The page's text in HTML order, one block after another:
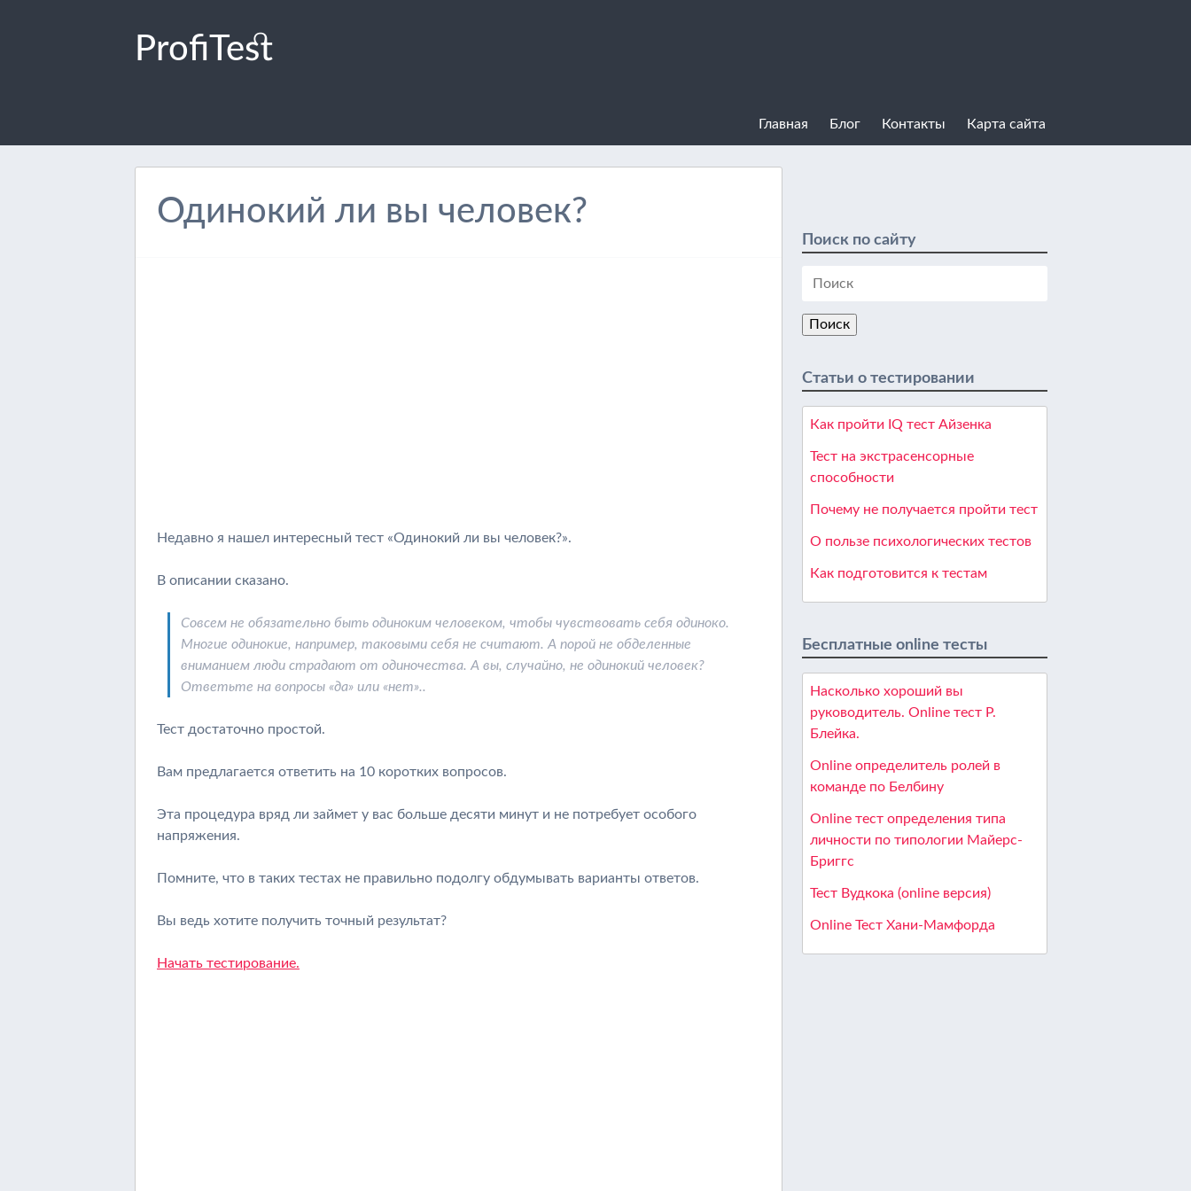
ProfiTest
Карта сайта
Контакты
Блог
Главная
Одинокий ли вы человек?
Недавно я нашел интересный тест «Одинокий ли вы человек?».
В описании сказано.
Совсем не обязательно быть одиноким человеком, чтобы чувствовать себя одиноко.
Многие одинокие, например, таковыми себя не считают. А порой не обделенные
вниманием люди страдают от одиночества. А вы, случайно, не одинокий человек?
Ответьте на вопросы «да» или «нет»..
Тест достаточно простой.
Вам предлагается ответить на 10 коротких вопросов.
Эта процедура вряд ли займет у вас больше десяти минут и не потребует особого
напряжения.
Помните, что в таких тестах не правильно подолгу обдумывать варианты ответов.
Вы ведь хотите получить точный результат?
Начать тестирование.
Поиск по сайту
Статьи о тестировании
Как пройти IQ тест Айзенка
Тест на экстрасенсорные
способности
Почему не получается пройти тест
О пользе психологических тестов
Как подготовится к тестам
Бесплатные online тесты
Насколько хороший вы
руководитель. Online тест Р.
Блейка.
Online определитель ролей в
команде по Белбину
Online тест определения типа
личности по типологии Майерс-
Бриггс
Тест Вудкока (online версия)
Online Тест Хани-Мамфорда